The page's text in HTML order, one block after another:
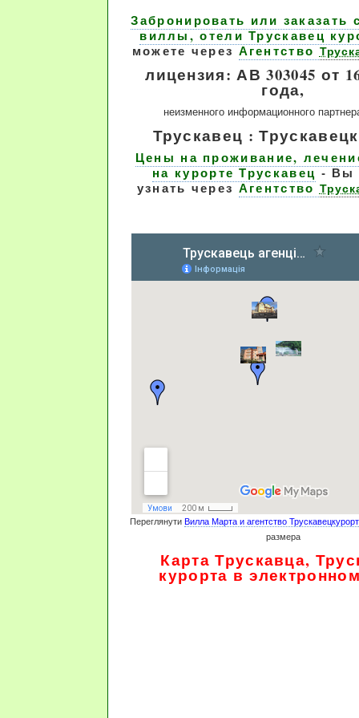
Забронировать или заказать
виллы, отели Трускавец
можете черезАгентство
лицензия: АВ 303045 от
года,
неизменного информационного
Трускавец :
Цены на проживание,
на курорте Трускавец- Вы
узнать черезАгентство
Переглянути Вилла Марта и агентство Трускавецкурорт
размера
Карта Трускавца,
курорта в